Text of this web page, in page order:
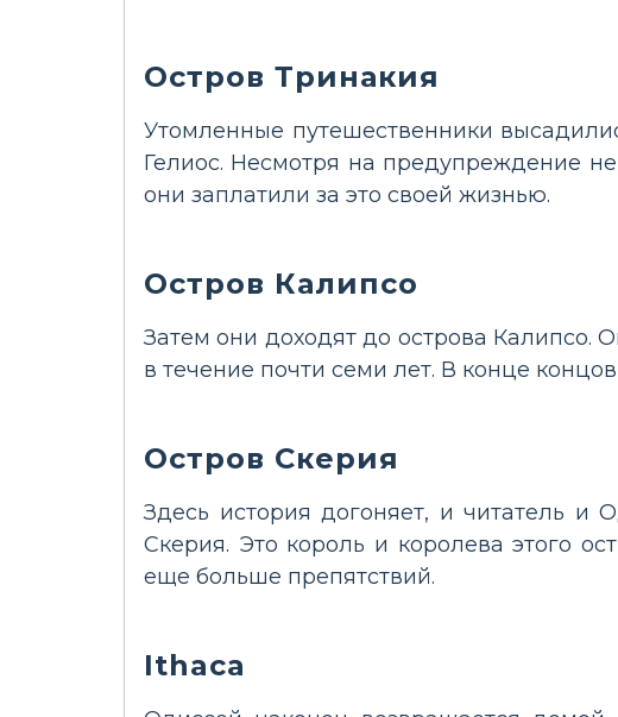
Остров Тринакия
Утомленные путешественники
Гелиос. Несмотря на предупреждение
они заплатили за это своей жизнью.
Остров Калипсо
Затем они доходят до острова Калипсо.
в течение почти семи лет. В конце
Остров Скерия
Здесь история догоняет, и читатель
Скерия. Это король и королева этого
еще больше препятствий.
Ithaca